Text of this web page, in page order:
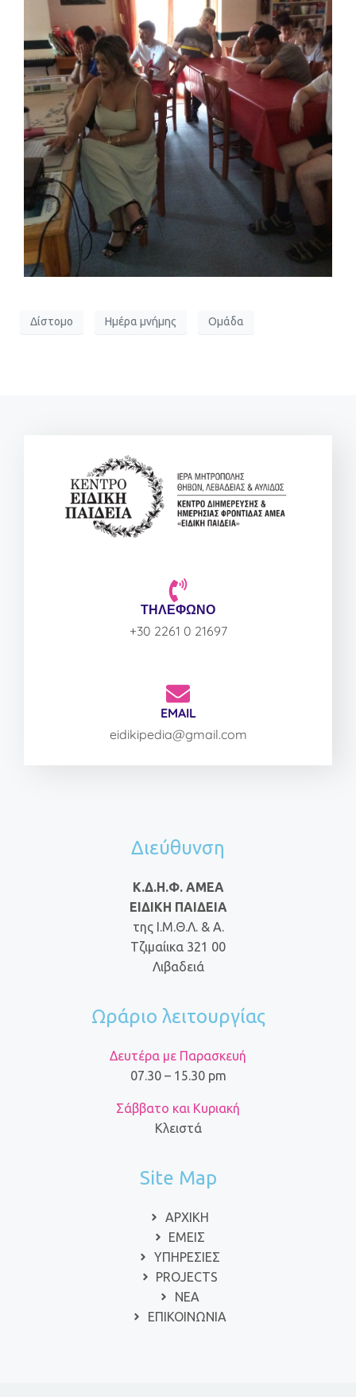
Δίστομο Ημέρα μνήμης Ομάδα
ΤΗΛΕΦΩΝΟ
+30 2261 0 21697
EMAIL
eidikipedia@gmail.com
Διεύθυνση
Κ.Δ.Η.Φ. ΑΜΕΑ
ΕΙΔΙΚΗ ΠΑΙΔΕΙΑ
της Ι.Μ.Θ.Λ. & Α.
Τζιμαίικα 321 00
Λιβαδειά
Ωράριο λειτουργίας
Δευτέρα με Παρασκευή
07.30 – 15.30 pm
Σάββατο και Κυριακή
Κλειστά
Site Map
ΑΡΧΙΚΗ
ΕΜΕΙΣ
ΥΠΗΡΕΣΙΕΣ
PROJECTS
ΝΕΑ
ΕΠΙΚΟΙΝΩΝΙΑ